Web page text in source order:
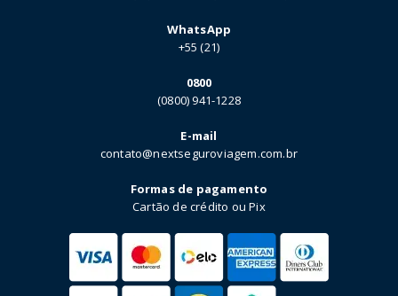
WhatsApp
+55 (21)
0800
(0800) 941-1228
E-mail
contato@nextseguroviagem.com.br
Formas de pagamento
Cartão de crédito ou Pix